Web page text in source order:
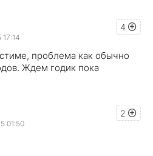
4
проблема как обычно
Ждем годик пока
2
01:50